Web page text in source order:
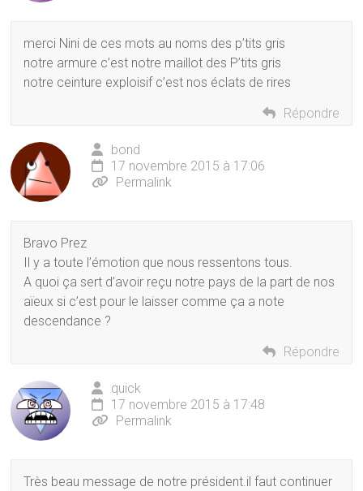
merci Nini de ces mots au noms des p’tits gris
notre armure c’est notre maillot des P’tits gris
notre ceinture exploisif c’est nos éclats de rires
Répondre
bond
17 novembre 2015 à 17:06
Permalink
Bravo Prez
Il y a toute l’émotion que nous ressentons tous.
A quoi ça sert d’avoir reçu notre pays de la part de nos
aïeux si c’est pour le laisser comme ça a note
descendance ?
Répondre
quick
17 novembre 2015 à 17:48
Permalink
Très beau message de notre président.il faut continuer